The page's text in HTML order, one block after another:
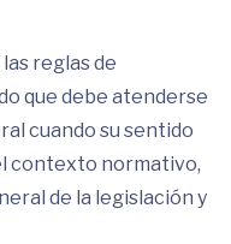
reglas de
que debe atenderse
cuando su sentido
contexto normativo,
de la legislación y